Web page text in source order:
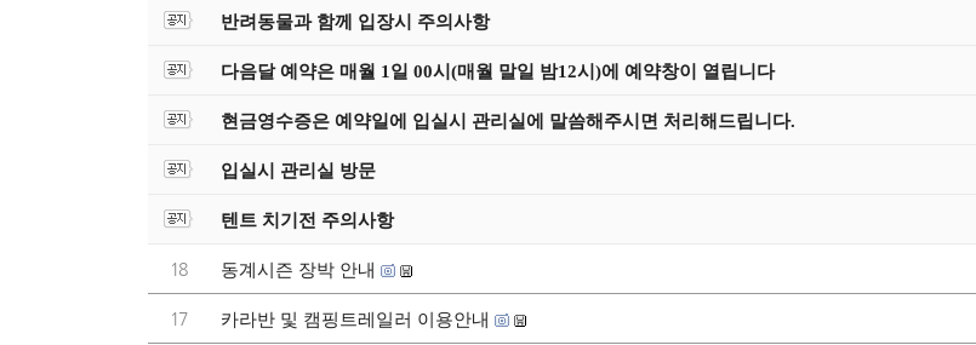
반려동물과 함께 입장시 주의사항
다음달 예약은 매월 1일 00시(매월 말일 밤12시)에 예약창이 열립니다
현금영수증은 예약일에 입실시 관리실에 말씀해주시면 처리해드립니다.
입실시 관리실 방문
텐트 치기전 주의사항
18 동계시즌 장박 안내
17 카라반 및 캠핑트레일러 이용안내